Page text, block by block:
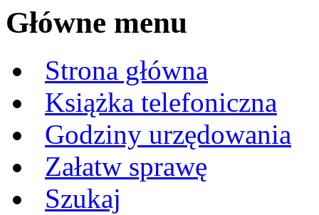
Główne menu
Strona główna
Książka telefoniczna
Godziny urzędowania
Załatw sprawę
Szukaj